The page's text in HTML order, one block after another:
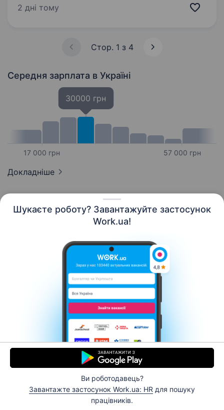
Шукаєте роботу? Завантажуйте застосунок
Work.ua!
Ви роботодавець?
Завантажте застосунок Work.ua: HR для пошуку
працівників.
ми в пошуку вантажника. Ти шукаєш?
2 дні тому
Стор. 1 з 4
Середня зарплата в Україні
17 000 грн
30000 грн
57 000 грн
Докладніше
Контакти Про нас
Кар’єра
Допомога Умови використання
© 2006–2026 Work.ua. Сервіс пошуку роботи №1 в